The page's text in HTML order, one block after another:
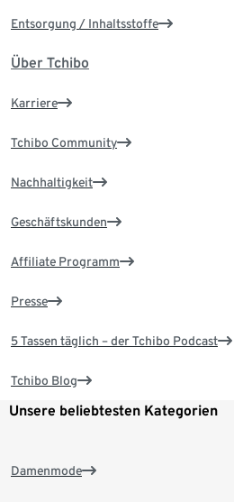
Entsorgung / Inhaltsstoffe
Über Tchibo
Karriere
Tchibo Community
Nachhaltigkeit
Geschäftskunden
Affiliate Programm
Presse
5 Tassen täglich – der Tchibo Podcast
Tchibo Blog
Unsere beliebtesten Kategorien
Damenmode